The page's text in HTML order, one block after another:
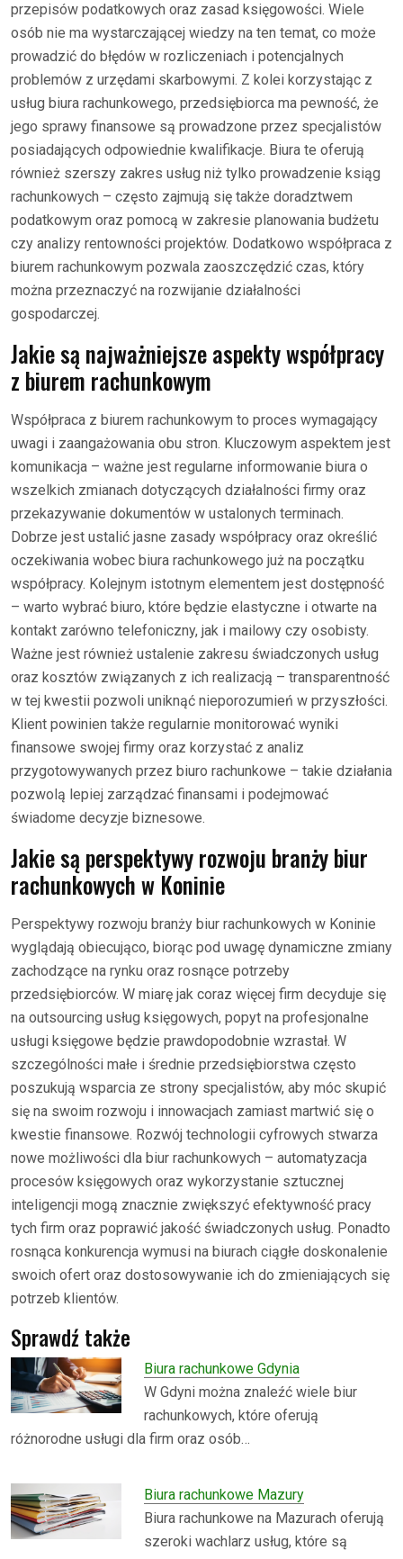
przepisów podatkowych oraz zasad księgowości. Wiele
osób nie ma wystarczającej wiedzy na ten temat, co może
prowadzić do błędów w rozliczeniach i potencjalnych
problemów z urzędami skarbowymi. Z kolei korzystając z
usług biura rachunkowego, przedsiębiorca ma pewność, że
jego sprawy finansowe są prowadzone przez specjalistów
posiadających odpowiednie kwalifikacje. Biura te oferują
również szerszy zakres usług niż tylko prowadzenie ksiąg
rachunkowych – często zajmują się także doradztwem
podatkowym oraz pomocą w zakresie planowania budżetu
czy analizy rentowności projektów. Dodatkowo współpraca z
biurem rachunkowym pozwala zaoszczędzić czas, który
można przeznaczyć na rozwijanie działalności
gospodarczej.
Jakie są najważniejsze aspekty współpracy
z biurem rachunkowym
Współpraca z biurem rachunkowym to proces wymagający
uwagi i zaangażowania obu stron. Kluczowym aspektem jest
komunikacja – ważne jest regularne informowanie biura o
wszelkich zmianach dotyczących działalności firmy oraz
przekazywanie dokumentów w ustalonych terminach.
Dobrze jest ustalić jasne zasady współpracy oraz określić
oczekiwania wobec biura rachunkowego już na początku
współpracy. Kolejnym istotnym elementem jest dostępność
– warto wybrać biuro, które będzie elastyczne i otwarte na
kontakt zarówno telefoniczny, jak i mailowy czy osobisty.
Ważne jest również ustalenie zakresu świadczonych usług
oraz kosztów związanych z ich realizacją – transparentność
w tej kwestii pozwoli uniknąć nieporozumień w przyszłości.
Klient powinien także regularnie monitorować wyniki
finansowe swojej firmy oraz korzystać z analiz
przygotowywanych przez biuro rachunkowe – takie działania
pozwolą lepiej zarządzać finansami i podejmować
świadome decyzje biznesowe.
Jakie są perspektywy rozwoju branży biur
rachunkowych w Koninie
Perspektywy rozwoju branży biur rachunkowych w Koninie
wyglądają obiecująco, biorąc pod uwagę dynamiczne zmiany
zachodzące na rynku oraz rosnące potrzeby
przedsiębiorców. W miarę jak coraz więcej firm decyduje się
na outsourcing usług księgowych, popyt na profesjonalne
usługi księgowe będzie prawdopodobnie wzrastał. W
szczególności małe i średnie przedsiębiorstwa często
poszukują wsparcia ze strony specjalistów, aby móc skupić
się na swoim rozwoju i innowacjach zamiast martwić się o
kwestie finansowe. Rozwój technologii cyfrowych stwarza
nowe możliwości dla biur rachunkowych – automatyzacja
procesów księgowych oraz wykorzystanie sztucznej
inteligencji mogą znacznie zwiększyć efektywność pracy
tych firm oraz poprawić jakość świadczonych usług. Ponadto
rosnąca konkurencja wymusi na biurach ciągłe doskonalenie
swoich ofert oraz dostosowywanie ich do zmieniających się
potrzeb klientów.
Sprawdź także
Biura rachunkowe Gdynia
W Gdyni można znaleźć wiele biur
rachunkowych, które oferują
różnorodne usługi dla firm oraz osób…
Biura rachunkowe Mazury
Biura rachunkowe na Mazurach oferują
szeroki wachlarz usług, które są